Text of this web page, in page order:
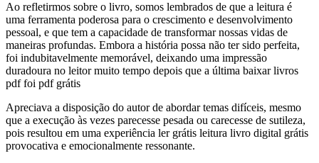
Ao refletirmos sobre o livro, somos lembrados de que a leitura é
uma ferramenta poderosa para o crescimento e desenvolvimento
pessoal, e que tem a capacidade de transformar nossas vidas de
maneiras profundas. Embora a história possa não ter sido perfeita,
foi indubitavelmente memorável, deixando uma impressão
duradoura no leitor muito tempo depois que a última baixar livros
pdf foi pdf grátis
Apreciava a disposição do autor de abordar temas difíceis, mesmo
que a execução às vezes parecesse pesada ou carecesse de sutileza,
pois resultou em uma experiência ler grátis leitura livro digital grátis
provocativa e emocionalmente ressonante.